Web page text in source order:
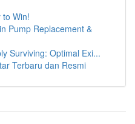
to Win!
Pump Replacement &
Surviving: Optimal Exi...
Terbaru dan Resmi